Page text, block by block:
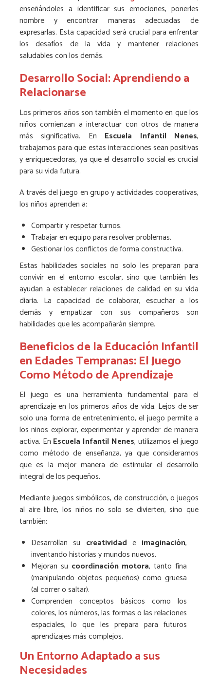
enseñándoles a identificar sus emociones, ponerles
nombre y encontrar maneras adecuadas de
expresarlas. Esta capacidad será crucial para enfrentar
los desafíos de la vida y mantener relaciones
saludables con los demás.
Desarrollo Social: Aprendiendo a
Relacionarse
Los primeros años son también el momento en que los
niños comienzan a interactuar con otros de manera
más significativa. En Escuela Infantil Nenes,
trabajamos para que estas interacciones sean positivas
y enriquecedoras, ya que el desarrollo social es crucial
para su vida futura.
A través del juego en grupo y actividades cooperativas,
los niños aprenden a:
Compartir y respetar turnos.
Trabajar en equipo para resolver problemas.
Gestionar los conflictos de forma constructiva.
Estas habilidades sociales no solo les preparan para
convivir en el entorno escolar, sino que también les
ayudan a establecer relaciones de calidad en su vida
diaria. La capacidad de colaborar, escuchar a los
demás y empatizar con sus compañeros son
habilidades que les acompañarán siempre.
Beneficios de la Educación Infantil
en Edades Tempranas: El Juego
Como Método de Aprendizaje
El juego es una herramienta fundamental para el
aprendizaje en los primeros años de vida. Lejos de ser
solo una forma de entretenimiento, el juego permite a
los niños explorar, experimentar y aprender de manera
activa. En Escuela Infantil Nenes, utilizamos el juego
como método de enseñanza, ya que consideramos
que es la mejor manera de estimular el desarrollo
integral de los pequeños.
Mediante juegos simbólicos, de construcción, o juegos
al aire libre, los niños no solo se divierten, sino que
también:
Desarrollan su creatividad e imaginación,
inventando historias y mundos nuevos.
Mejoran su coordinación motora, tanto fina
(manipulando objetos pequeños) como gruesa
(al correr o saltar).
Comprenden conceptos básicos como los
colores, los números, las formas o las relaciones
espaciales, lo que les prepara para futuros
aprendizajes más complejos.
Un Entorno Adaptado a sus
Necesidades